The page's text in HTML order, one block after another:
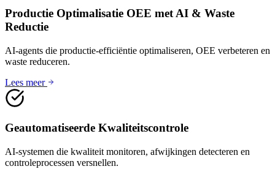
Productie Optimalisatie OEE met AI & Waste
Reductie
AI-agents die productie-efficiëntie optimaliseren, OEE verbeteren en
waste reduceren.
Lees meer
Geautomatiseerde Kwaliteitscontrole
AI-systemen die kwaliteit monitoren, afwijkingen detecteren en
controleprocessen versnellen.